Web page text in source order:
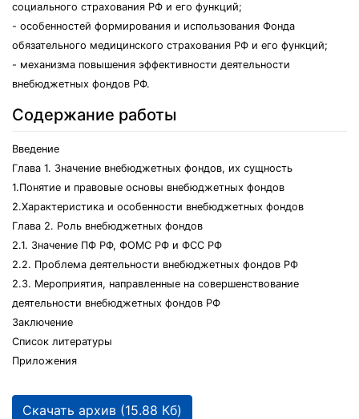
социального страхования РФ и его функций;
- особенностей формирования и использования Фонда
обязательного медицинского страхования РФ и его функций;
- механизма повышения эффективности деятельности
внебюджетных фондов РФ.
Содержание работы
Введение
Глава 1. Значение внебюджетных фондов, их сущность
1.Понятие и правовые основы внебюджетных фондов
2.Характеристика и особенности внебюджетных фондов
Глава 2. Роль внебюджетных фондов
2.1. Значение ПФ РФ, ФОМС РФ и ФСС РФ
2.2. Проблема деятельности внебюджетных фондов РФ
2.3. Мероприятия, направленные на совершенствование
деятельности внебюджетных фондов РФ
Заключение
Список литературы
Приложения
Скачать архив (15.88 Кб)